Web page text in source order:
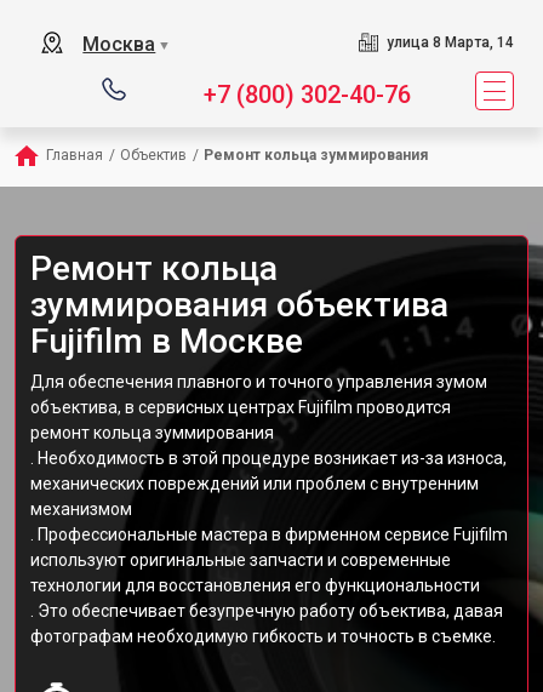
Москва ▼ улица 8 Марта, 14
+7 (800) 302-40-76
Главная / Объектив / Ремонт кольца зуммирования
Ремонт кольца
зуммирования объектива
Fujifilm в Москве
Для обеспечения плавного и точного управления зумом
объектива, в сервисных центрах Fujifilm проводится
ремонт кольца зуммирования
. Необходимость в этой процедуре возникает из-за износа,
механических повреждений или проблем с внутренним
механизмом
. Профессиональные мастера в фирменном сервисе Fujifilm
используют оригинальные запчасти и современные
технологии для восстановления его функциональности
. Это обеспечивает безупречную работу объектива, давая
фотографам необходимую гибкость и точность в съемке.